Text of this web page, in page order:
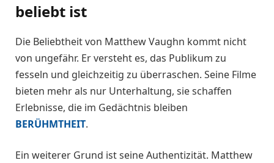
beliebt ist
Die Beliebtheit von Matthew Vaughn kommt nicht
von ungefähr. Er versteht es, das Publikum zu
fesseln und gleichzeitig zu überraschen. Seine Filme
bieten mehr als nur Unterhaltung, sie schaffen
Erlebnisse, die im Gedächtnis bleiben
BERÜHMTHEIT.
Ein weiterer Grund ist seine Authentizität. Matthew